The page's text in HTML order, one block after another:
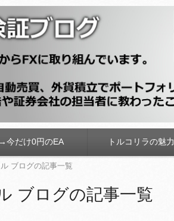
ログ
今だけ0円のEA トルコリラの魅力
ブログの記事一覧
ブログの記事一覧